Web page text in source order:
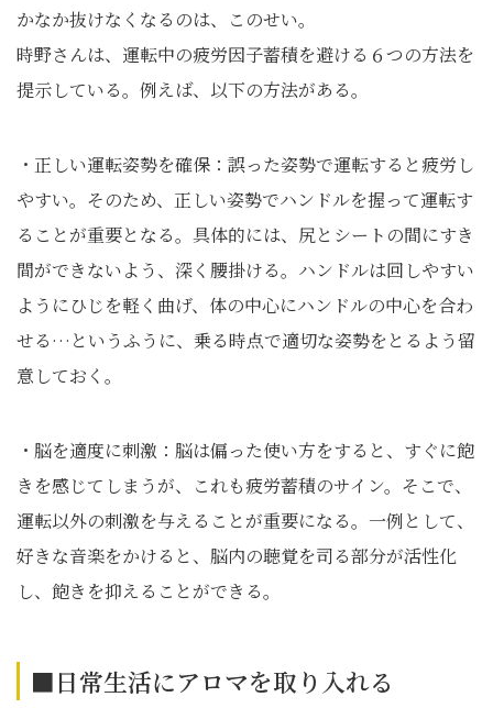
かなか抜けなくなるのは、このせい。
時野さんは、運転中の疲労因子蓄積を避ける６つの方法を
提示している。例えば、以下の方法がある。
・正しい運転姿勢を確保：誤った姿勢で運転すると疲労し
やすい。そのため、正しい姿勢でハンドルを握って運転す
ることが重要となる。具体的には、尻とシートの間にすき
間ができないよう、深く腰掛ける。ハンドルは回しやすい
ようにひじを軽く曲げ、体の中心にハンドルの中心を合わ
せる…というふうに、乗る時点で適切な姿勢をとるよう留
意しておく。
・脳を適度に刺激：脳は偏った使い方をすると、すぐに飽
きを感じてしまうが、これも疲労蓄積のサイン。そこで、
運転以外の刺激を与えることが重要になる。一例として、
好きな音楽をかけると、脳内の聴覚を司る部分が活性化
し、飽きを抑えることができる。
■日常生活にアロマを取り入れる